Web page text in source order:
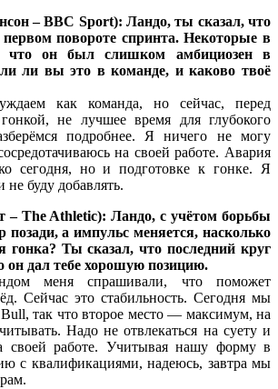
– BBC Sport): Ландо, ты сказал, что
повороте спринта. Некоторые в
что он был слишком амбициозен в
ли вы это в команде, и каково твоё
как команда, но сейчас, перед
не лучшее время для глубокого
подробнее. Я ничего не могу
на своей работе. Авария
сегодня, но и подготовке к гонке. Я
не буду добавлять.
The Athletic): Ландо, с учётом борьбы
позади, а импульс меняется, насколько
гонка? Ты сказал, что последний круг
дал тебе хорошую позицию.
меня спрашивали, что поможет
Сейчас это стабильность. Сегодня мы
так что второе место — максимум, на
Надо не отвлекаться на суету и
своей работе. Учитывая нашу форму в
с квалификациями, надеюсь, завтра мы